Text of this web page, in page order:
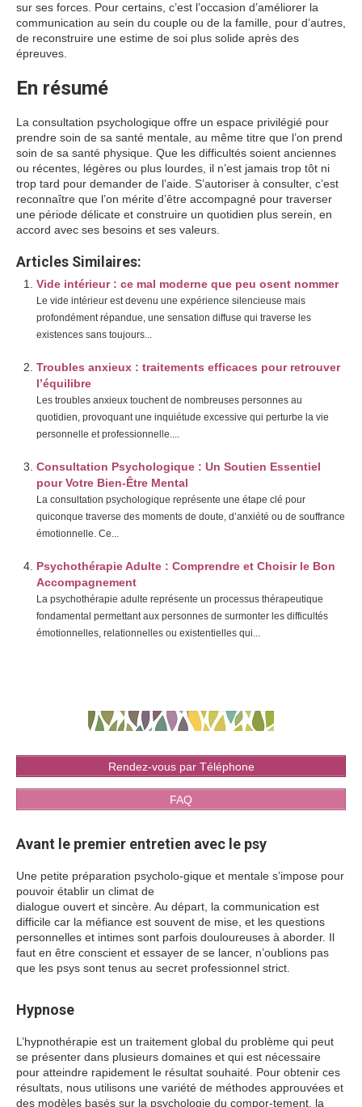
sur ses forces. Pour certains, c’est l’occasion d’améliorer la
communication au sein du couple ou de la famille, pour d’autres,
de reconstruire une estime de soi plus solide après des
épreuves.
En résumé
La consultation psychologique offre un espace privilégié pour
prendre soin de sa santé mentale, au même titre que l’on prend
soin de sa santé physique. Que les difficultés soient anciennes
ou récentes, légères ou plus lourdes, il n’est jamais trop tôt ni
trop tard pour demander de l’aide. S’autoriser à consulter, c’est
reconnaître que l’on mérite d’être accompagné pour traverser
une période délicate et construire un quotidien plus serein, en
accord avec ses besoins et ses valeurs.
Articles Similaires:
Vide intérieur : ce mal moderne que peu osent nommer
Le vide intérieur est devenu une expérience silencieuse mais
profondément répandue, une sensation diffuse qui traverse les
existences sans toujours...
Troubles anxieux : traitements efficaces pour retrouver
l’équilibre
Les troubles anxieux touchent de nombreuses personnes au
quotidien, provoquant une inquiétude excessive qui perturbe la vie
personnelle et professionnelle....
Consultation Psychologique : Un Soutien Essentiel
pour Votre Bien-Être Mental
La consultation psychologique représente une étape clé pour
quiconque traverse des moments de doute, d’anxiété ou de souffrance
émotionnelle. Ce...
Psychothérapie Adulte : Comprendre et Choisir le Bon
Accompagnement
La psychothérapie adulte représente un processus thérapeutique
fondamental permettant aux personnes de surmonter les difficultés
émotionnelles, relationnelles ou existentielles qui...
Rendez-vous par Téléphone
FAQ
Avant le premier entretien avec le psy
Une petite préparation psycholo-gique et mentale s’impose pour
pouvoir établir un climat de
dialogue ouvert et sincère. Au départ, la communication est
difficile car la méfiance est souvent de mise, et les questions
personnelles et intimes sont parfois douloureuses à aborder. Il
faut en être conscient et essayer de se lancer, n’oublions pas
que les psys sont tenus au secret professionnel strict.
Hypnose
L’hypnothérapie est un traitement global du problème qui peut
se présenter dans plusieurs domaines et qui est nécessaire
pour atteindre rapidement le résultat souhaité. Pour obtenir ces
résultats, nous utilisons une variété de méthodes approuvées et
des modèles basés sur la psychologie du compor-tement, la